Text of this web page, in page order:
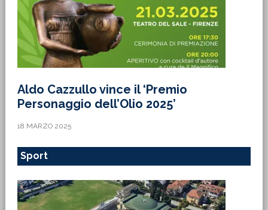
Aldo Cazzullo vince il ‘Premio
Personaggio dell’Olio 2025’
18 MARZO 2025
Sport